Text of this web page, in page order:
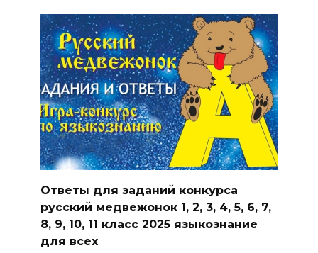
Ответы для заданий конкурса
русский медвежонок 1, 2, 3, 4, 5, 6, 7,
8, 9, 10, 11 класс 2025 языкознание
для всех